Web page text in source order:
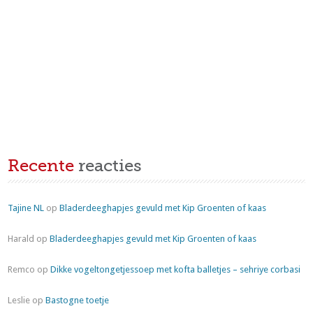
Recente reacties
Tajine NL opBladerdeeghapjes gevuld met Kip Groenten of kaas
Harald opBladerdeeghapjes gevuld met Kip Groenten of kaas
Remco opDikke vogeltongetjessoep met kofta balletjes – sehriye corbasi
Leslie opBastogne toetje